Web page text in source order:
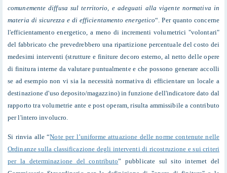
comunemente diffusa sul territorio, e adeguati alla vigente normativa in
materia di sicurezza e di efficientamento energetico“. Per quanto concerne
l'efficientamento energetico, a meno di incrementi volumetrici "volontari"
del fabbricato che prevedrebbero una ripartizione percentuale del costo dei
medesimi interventi (strutture e finiture decoro esterno, al netto delle opere
di finitura interne da valutare puntualmente e che possono generare accolli
se ad esempio non vi sia la necessità normativa di efficientare un locale a
destinazione d'uso deposito/magazzino) in funzione dell'indicatore dato dal
rapporto tra volumetrie ante e post operam, risulta ammissibile a contributo
per l'intero involucro.
Si rinvia alle “Note per l’uniforme attuazione delle norme contenute nelle
Ordinanze sulla classificazione degli interventi di ricostruzione e sui criteri
per la determinazione del contributo” pubblicate sul sito internet del